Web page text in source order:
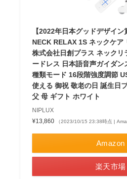
【2022年日本グッドデザイ
NECK RELAX 1S ネックケア
株式会社日創プラス ネックリ
ードレス 日本語音声ガイダン
種類モード 16段階強度調節
使える 御祝 敬老の日 誕生日
父 母 ギフト ホワイト
NIPLUX
¥13,860
（2023/10/15 23:38時点 |
Amazon
楽天市場